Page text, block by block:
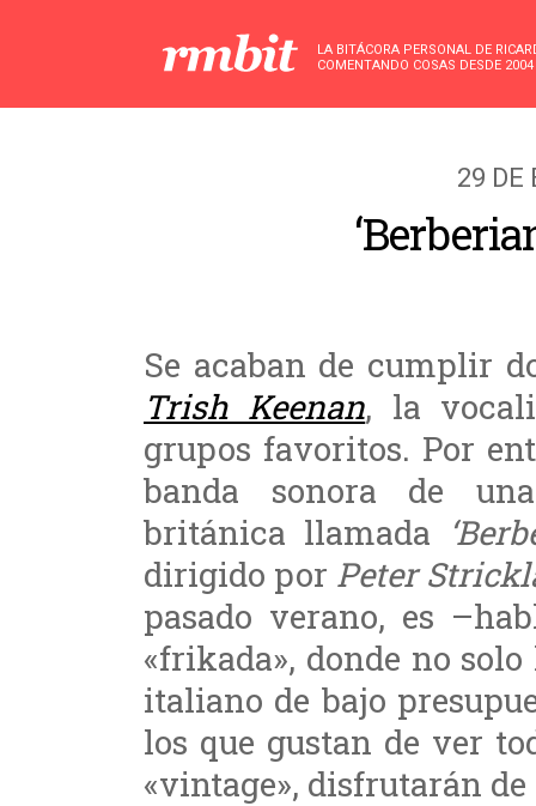
LA BITÁCORA PERSONAL DE
COMENTANDO COSAS DESDE 2004
29 DE
Se acaban de cumplir
Trish Keenan, la
grupos favoritos. Por
banda sonora de
británica llamada
dirigido por Peter
pasado verano, es
«frikada», donde no
italiano de bajo
los que gustan de ver
«vintage», disfrutarán